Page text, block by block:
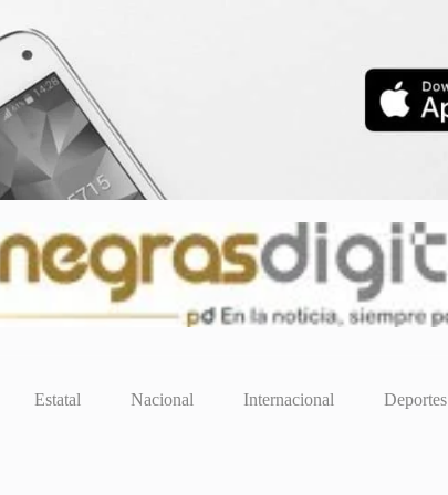
Estatal Nacional Internacional Deportes